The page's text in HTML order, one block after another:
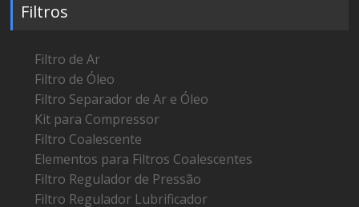
Filtros
Filtro de Ar
Filtro de Óleo
Filtro Separador de Ar e Óleo
Kit para Compressor
Filtro Coalescente
Elementos para Filtros Coalescentes
Filtro Regulador de Pressão
Filtro Regulador Lubrificador